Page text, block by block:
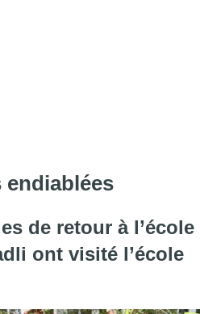
endiablées
de retour à l’école
ont visité l’école